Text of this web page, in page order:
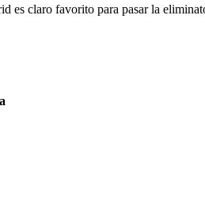
es claro favorito para pasar la